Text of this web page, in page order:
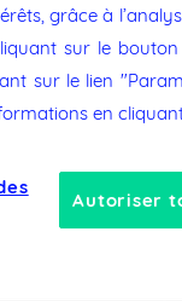
les rechutes en
de
du
par des
de
grâce à
sur le
sur le lien
en
Autoriser